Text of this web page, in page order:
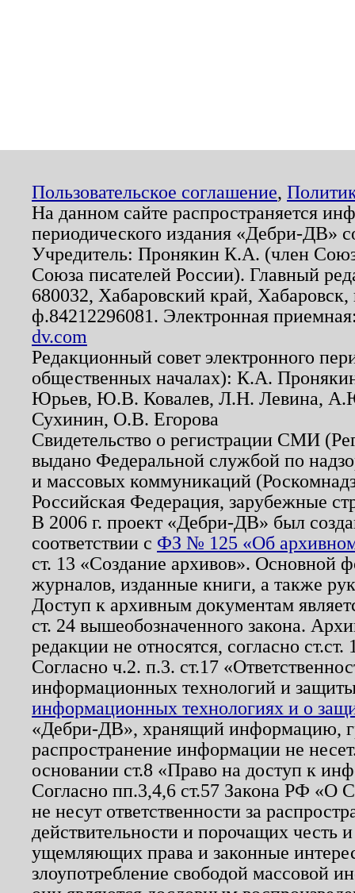
Пользовательское соглашение,
На данном сайте распространяется
периодического издания «Дебри-ДВ»
Учредитель: Пронякин К.А. (член
Союза писателей России). Главный
680032, Хабаровский край,
ф.84212296081. Электронная
dv.com
Редакционный совет электронного
общественных началах): К.А.
Юрьев, Ю.В. Ковалев, Л.Н. Левина,
Сухинин, О.В. Егорова
Свидетельство о регистрации СМИ
выдано Федеральной службой по
и массовых коммуникаций
Российская Федерация, зарубежные
В 2006 г. проект «Дебри-ДВ» был
соответствии с ФЗ № 125 «Об
ст. 13 «Создание архивов». Основной
журналов, изданные книги, а также
Доступ к архивным документам
ст. 24 вышеобозначенного закона.
редакции не относятся, согласно
Согласно ч.2. п.3. ст.17
информационных технологий и
информационных технологиях и о
«Дебри-ДВ», хранящий информацию,
распространение информации не
основании ст.8 «Право на доступ к
Согласно пп.3,4,6 ст.57 Закона РФ «О
не несут ответственности за
действительности и порочащих честь
ущемляющих права и законные
злоупотребление свободой массовой